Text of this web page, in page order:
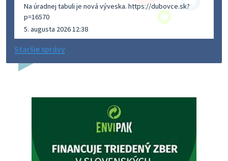
Na úradnej tabuli je nová výveska. https://dubovce.sk?
p=16570
5. augusta 2026 12:38
Dovolenka - MUDr. Marián Sivoň
budeZATVORENÁ z dôvodu čerpania dovolenky. Akútne
prípady bude riešiť MUDr.Fisch…
Zajtrajší zvoz odpadu
Staršie správy